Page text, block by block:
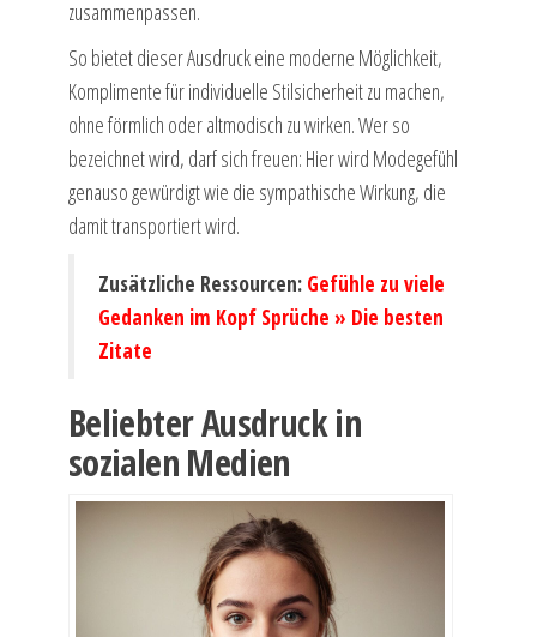
zusammenpassen.
So bietet dieser Ausdruck eine moderne Möglichkeit,
Komplimente für individuelle Stilsicherheit zu machen,
ohne förmlich oder altmodisch zu wirken. Wer so
bezeichnet wird, darf sich freuen: Hier wird Modegefühl
genauso gewürdigt wie die sympathische Wirkung, die
damit transportiert wird.
Zusätzliche Ressourcen: Gefühle zu viele
Gedanken im Kopf Sprüche » Die besten
Zitate
Beliebter Ausdruck in
sozialen Medien